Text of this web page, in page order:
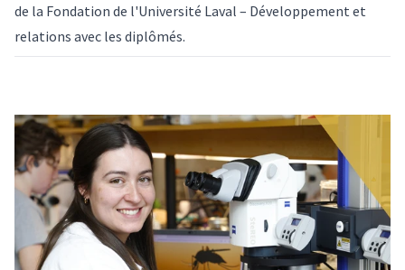
de la Fondation de l'Université Laval – Développement et
relations avec les diplômés.